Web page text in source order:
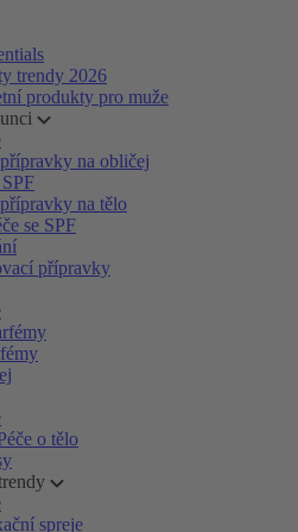
trendy 2026
produkty pro muže
na obličej
na tělo
se SPF
přípravky
o tělo
spreje